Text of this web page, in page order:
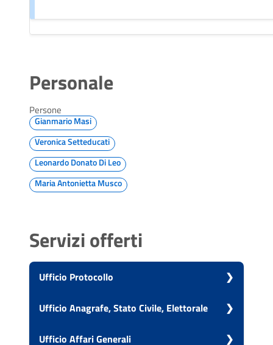
Personale
Persone
Gianmario Masi
Veronica Setteducati
Leonardo Donato Di Leo
Maria Antonietta Musco
Servizi offerti
Ufficio Protocollo
Ufficio Anagrafe, Stato Civile, Elettorale
Civile, Elettorale
Ufficio Affari Generali